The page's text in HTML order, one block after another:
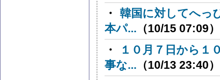
・ 韓国に対してへっ
本パ... （10/15 07:09）
・
１０月７日から１
事な... （10/13 23:40）